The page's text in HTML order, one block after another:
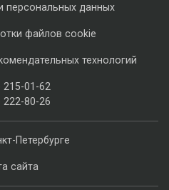
Петербурге
сайта
персональных данных
файлов cookie
технологий
215-01-62
222-80-26